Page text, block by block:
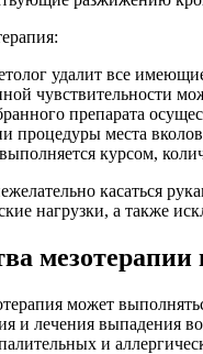
удалит все
чувствительности
препарата
процедуры места
курсом,
касаться
нагрузки, а также
мезотерапии
может
и лечения выпадения
и